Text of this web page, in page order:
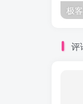
极
评